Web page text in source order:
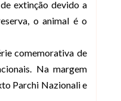
extinção devido a
o animal é o
comemorativa de
Na margem
Parchi Nazionali e